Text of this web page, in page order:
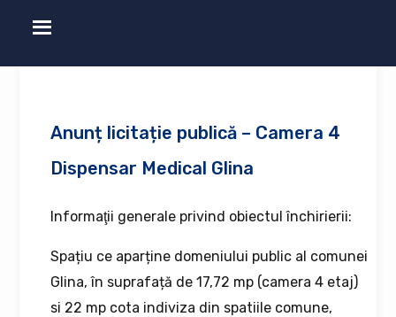
Anunț licitație publică – Camera 4
Dispensar Medical Glina
Informaţii generale privind obiectul închirierii:
Spațiu ce aparține domeniului public al comunei
Glina, în suprafață de 17,72 mp (camera 4 etaj)
si 22 mp cota indiviza din spatiile comune,